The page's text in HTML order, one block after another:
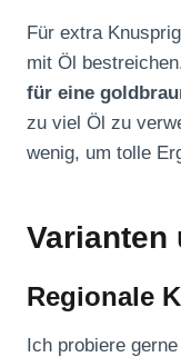
Für extra
mit Öl
für eine
zu viel Öl zu
wenig, um tolle
Varianten
Regionale
Ich probiere